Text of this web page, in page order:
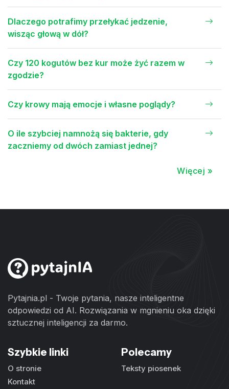
Dlaczego potrafimy przełykać jedzenie,
wisząc głową w dół?
Czy 120 kogutów bez kur może żyć razem w
zgodzie?
Czy krowy mają emocje i własne poglądy?
O ile szybciej namnożą się bakterie, gdy
zaczniemy od dwóch zamiast jednej?
Więcej »
Pytajnia.pl - Twoje pytania, nasze inteligentne
odpowiedzi od AI. Rozwiązania w mgnieniu oka dzięki
sztucznej inteligencji za darmo.
Szybkie linki
O stronie
Kontakt
Polecamy
Teksty piosenek